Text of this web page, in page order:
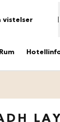
vistelser
Rum